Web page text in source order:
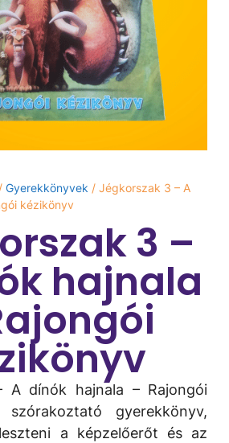
/ Gyerekkönyvek / Jégkorszak 3 – A
kézikönyv
3 –
hajnala
A dínók hajnala – Rajongói
gyerekkönyv,
a képzelőerőt és az